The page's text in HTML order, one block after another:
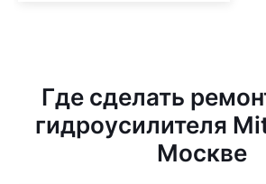
Где сделать
гидроусилителя
Москве